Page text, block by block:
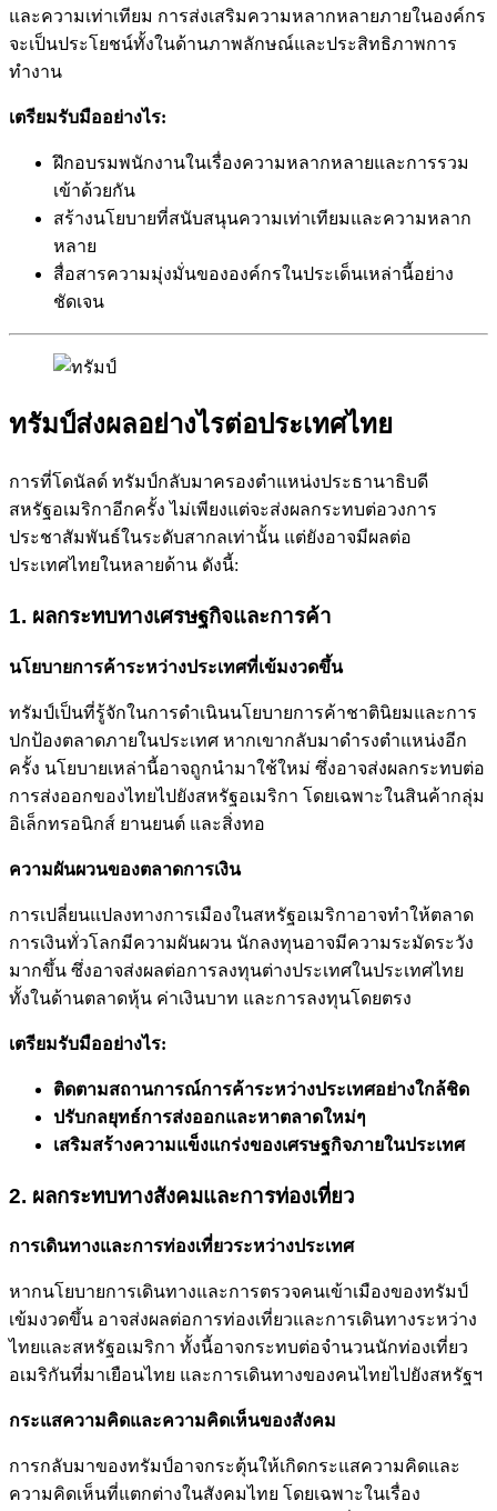
และความเท่าเทียม การส่งเสริมความหลากหลายภายในองค์กร
จะเป็นประโยชน์ทั้งในด้านภาพลักษณ์และประสิทธิภาพการ
ทำงาน
เตรียมรับมืออย่างไร:
ฝึกอบรมพนักงานในเรื่องความหลากหลายและการรวม
เข้าด้วยกัน
สร้างนโยบายที่สนับสนุนความเท่าเทียมและความหลาก
หลาย
สื่อสารความมุ่งมั่นขององค์กรในประเด็นเหล่านี้อย่าง
ชัดเจน
ทรัมป์ส่งผลอย่างไรต่อประเทศไทย
การที่โดนัลด์ ทรัมป์กลับมาครองตำแหน่งประธานาธิบดี
สหรัฐอเมริกาอีกครั้ง ไม่เพียงแต่จะส่งผลกระทบต่อวงการ
ประชาสัมพันธ์ในระดับสากลเท่านั้น แต่ยังอาจมีผลต่อ
ประเทศไทยในหลายด้าน ดังนี้:
1. ผลกระทบทางเศรษฐกิจและการค้า
นโยบายการค้าระหว่างประเทศที่เข้มงวดขึ้น
ทรัมป์เป็นที่รู้จักในการดำเนินนโยบายการค้าชาตินิยมและการ
ปกป้องตลาดภายในประเทศ หากเขากลับมาดำรงตำแหน่งอีก
ครั้ง นโยบายเหล่านี้อาจถูกนำมาใช้ใหม่ ซึ่งอาจส่งผลกระทบต่อ
การส่งออกของไทยไปยังสหรัฐอเมริกา โดยเฉพาะในสินค้ากลุ่ม
อิเล็กทรอนิกส์ ยานยนต์ และสิ่งทอ
ความผันผวนของตลาดการเงิน
การเปลี่ยนแปลงทางการเมืองในสหรัฐอเมริกาอาจทำให้ตลาด
การเงินทั่วโลกมีความผันผวน นักลงทุนอาจมีความระมัดระวัง
มากขึ้น ซึ่งอาจส่งผลต่อการลงทุนต่างประเทศในประเทศไทย
ทั้งในด้านตลาดหุ้น ค่าเงินบาท และการลงทุนโดยตรง
เตรียมรับมืออย่างไร:
ติดตามสถานการณ์การค้าระหว่างประเทศอย่างใกล้ชิด
ปรับกลยุทธ์การส่งออกและหาตลาดใหม่ๆ
เสริมสร้างความแข็งแกร่งของเศรษฐกิจภายในประเทศ
2. ผลกระทบทางสังคมและการท่องเที่ยว
การเดินทางและการท่องเที่ยวระหว่างประเทศ
หากนโยบายการเดินทางและการตรวจคนเข้าเมืองของทรัมป์
เข้มงวดขึ้น อาจส่งผลต่อการท่องเที่ยวและการเดินทางระหว่าง
ไทยและสหรัฐอเมริกา ทั้งนี้อาจกระทบต่อจำนวนนักท่องเที่ยว
อเมริกันที่มาเยือนไทย และการเดินทางของคนไทยไปยังสหรัฐฯ
กระแสความคิดและความคิดเห็นของสังคม
การกลับมาของทรัมป์อาจกระตุ้นให้เกิดกระแสความคิดและ
ความคิดเห็นที่แตกต่างในสังคมไทย โดยเฉพาะในเรื่อง